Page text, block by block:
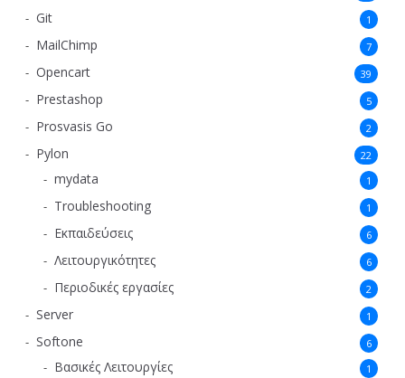
Git 1
MailChimp 7
Opencart 39
Prestashop 5
Prosvasis Go 2
Pylon 22
mydata 1
Troubleshooting 1
Εκπαιδεύσεις 6
Λειτουργικότητες 6
Περιοδικές εργασίες 2
Server 1
Softone 6
Βασικές Λειτουργίες 1